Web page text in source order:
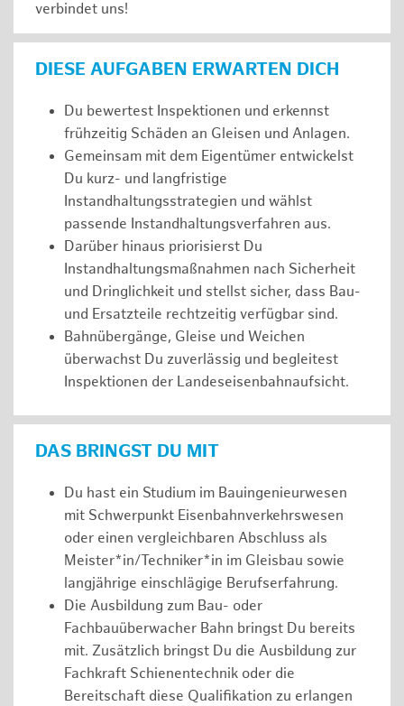
verbindet uns!
DIESE AUFGABEN ERWARTEN DICH
Du bewertest Inspektionen und erkennst
frühzeitig Schäden an Gleisen und Anlagen.
Gemeinsam mit dem Eigentümer entwickelst
Du kurz- und langfristige
Instandhaltungsstrategien und wählst
passende Instandhaltungsverfahren aus.
Darüber hinaus priorisierst Du
Instandhaltungsmaßnahmen nach Sicherheit
und Dringlichkeit und stellst sicher, dass Bau-
und Ersatzteile rechtzeitig verfügbar sind.
Bahnübergänge, Gleise und Weichen
überwachst Du zuverlässig und begleitest
Inspektionen der Landeseisenbahnaufsicht.
DAS BRINGST DU MIT
Du hast ein Studium im Bauingenieurwesen
mit Schwerpunkt Eisenbahnverkehrswesen
oder einen vergleichbaren Abschluss als
Meister*in/Techniker*in im Gleisbau sowie
langjährige einschlägige Berufserfahrung.
Die Ausbildung zum Bau- oder
Fachbauüberwacher Bahn bringst Du bereits
mit. Zusätzlich bringst Du die Ausbildung zur
Fachkraft Schienentechnik oder die
Bereitschaft diese Qualifikation zu erlangen